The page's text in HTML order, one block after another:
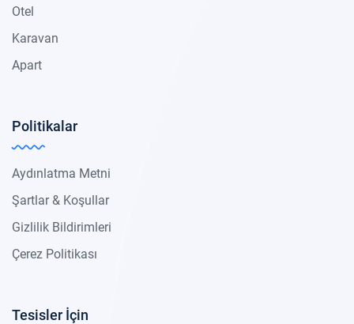
Otel
Karavan
Apart
Politikalar
Aydınlatma Metni
Şartlar & Koşullar
Gizlilik Bildirimleri
Çerez Politikası
Tesisler İçin